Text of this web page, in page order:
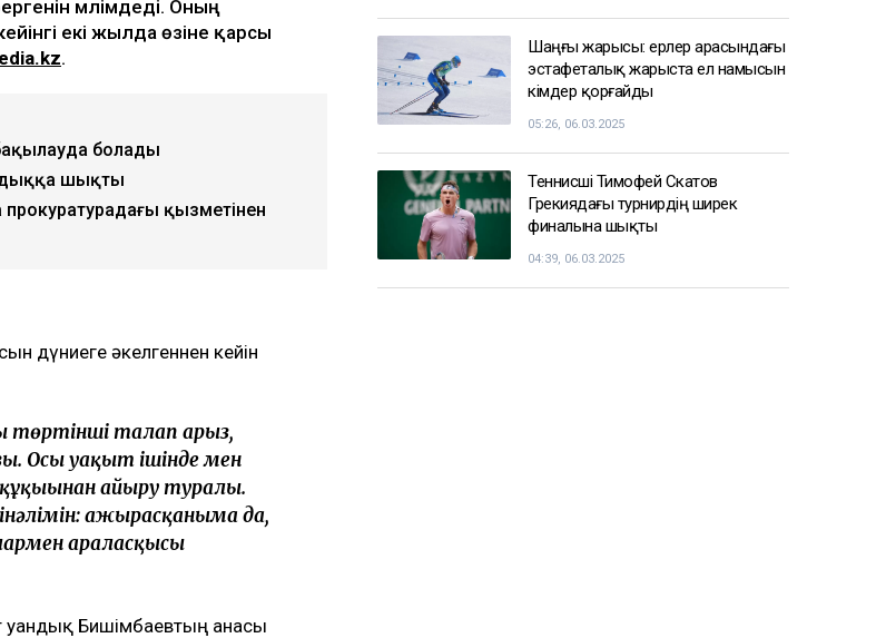
анасы өзіне қатысты 25
мәлімдеді. Оның
екі жылда өзіне қарсы
болады
шықты
қызметінен
СПОРТ ЖАҢАЛЫҚТАРЫ
Балуан Ұлан Рысқұл басшылық
09:22, 06.03.2025
Әлімханұлынан қаша алмайтын
болды